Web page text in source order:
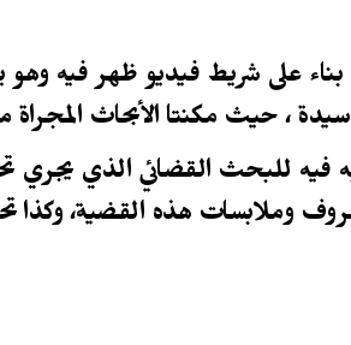
على شريط فيديو ظهر فيه وهو
، حيث مكنتا الأبحاث
فيه للبحث القضائي الذي يجري
وملابسات هذه القضية، وكذا